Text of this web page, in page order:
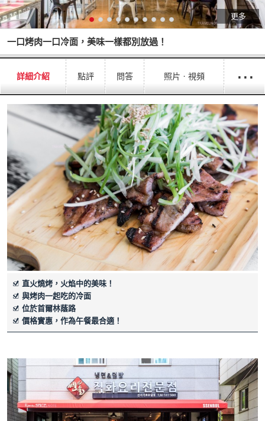
更多
一口烤肉一口冷面，美味一樣都別放過！
詳細介紹 點評 問答 照片ㆍ視頻 ···
直火燒烤，火焰中的美味！
與烤肉一起吃的冷面
位於首爾林蔭路
價格實惠，作為午餐最合適！